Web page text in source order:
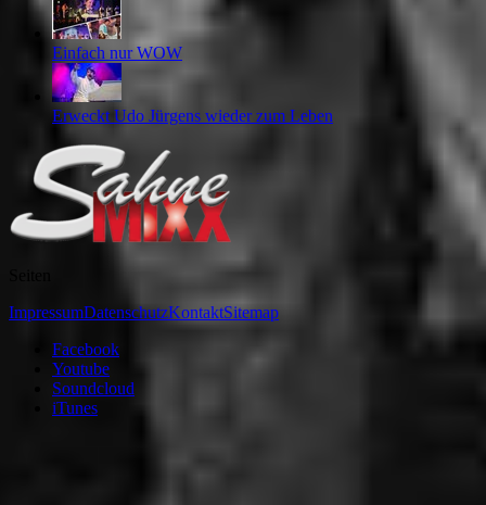
Einfach nur WOW
Erweckt Udo Jürgens wieder zum Leben
ImpressumDatenschutzKontaktSitemap
Facebook
Youtube
Soundcloud
iTunes